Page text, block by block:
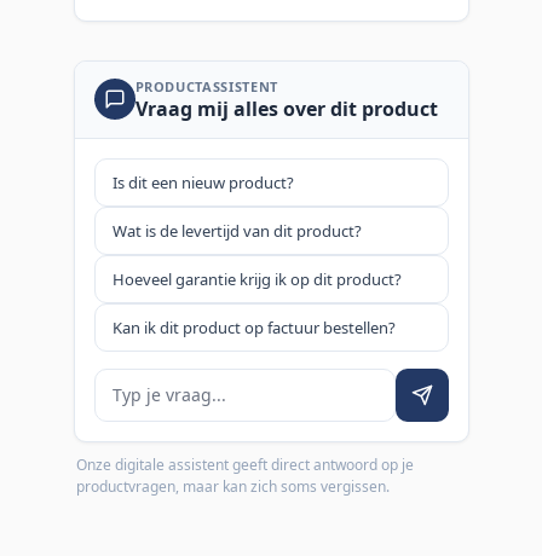
PRODUCTASSISTENT
Vraag mij alles over dit product
Is dit een nieuw product?
Wat is de levertijd van dit product?
Hoeveel garantie krijg ik op dit product?
Kan ik dit product op factuur bestellen?
Je vraag
Onze digitale assistent geeft direct antwoord op je
productvragen, maar kan zich soms vergissen.